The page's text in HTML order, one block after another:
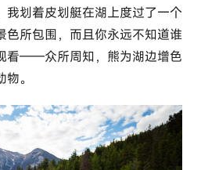
我划着皮划艇在湖上度过了一个
色所包围，而且你永远不知道谁
看——众所周知，熊为湖边增色
。